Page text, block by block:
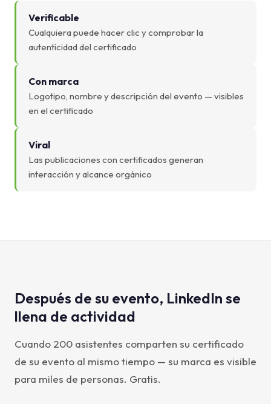
Verificable
Cualquiera puede hacer clic y comprobar la
autenticidad del certificado
Con marca
Logotipo, nombre y descripción del evento — visibles
en el certificado
Viral
Las publicaciones con certificados generan
interacción y alcance orgánico
Después de su evento, LinkedIn se
llena de actividad
Cuando 200 asistentes comparten su certificado
de su evento al mismo tiempo — su marca es visible
para miles de personas. Gratis.